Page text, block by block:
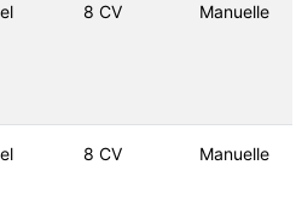
8 CV Manuelle
8 CV Manuelle